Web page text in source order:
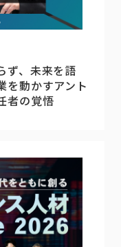
ず、未来を語
を動かすアント
者の覚悟